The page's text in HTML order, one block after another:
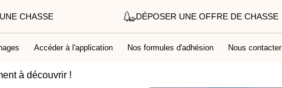
CHASSE DÉPOSER UNE OFFRE DE CHASSE
Accéder à l'application Nos formules d'adhésion Nous contacter
à découvrir !